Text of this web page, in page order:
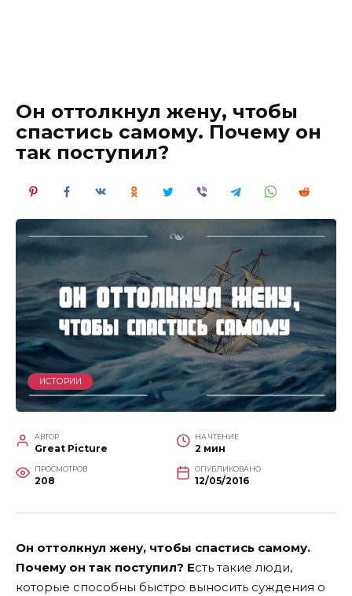
Он оттолкнул жену, чтобы
спастись самому. Почему он
так поступил?
ИСТОРИИ
АВТОР
Great Picture
НА ЧТЕНИЕ
2 мин
ПРОСМОТРОВ
208
ОПУБЛИКОВАНО
12/05/2016
Он оттолкнул жену, чтобы спастись самому.
Почему он так поступил? Есть такие люди,
которые способны быстро выносить суждения о